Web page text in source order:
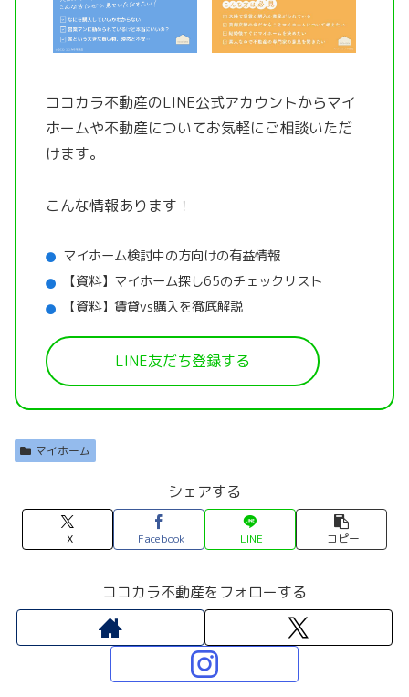
ココカラ不動産のLINE公式アカウントからマイ
ホームや不動産についてお気軽にご相談いただ
けます。
こんな情報あります！
マイホーム検討中の方向けの有益情報
【資料】マイホーム探し65のチェックリスト
【資料】賃貸vs購入を徹底解説
LINE友だち登録する
マイホーム
シェアする
X Facebook LINE コピー
ココカラ不動産をフォローする